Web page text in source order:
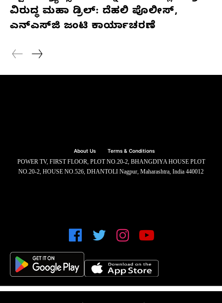
ವಿರುದ್ಧ ಮಹಾ ಡ್ರಿಲ್: ದೆಹಲಿ ಪೊಲೀಸ್,
ಎನ್‌ಎಸ್‌ಜಿ ಜಂಟಿ ಕಾರ್ಯಾಚರಣೆ
About Us Terms & Conditions
POWER TV, FIRST FLOOR, PLOT NO.20-2, BHANGDIYA HOUSE PLOT
NO.20-2, HOUSE NO.526, DHANTOLI Nagpur, Maharashtra, India 440012